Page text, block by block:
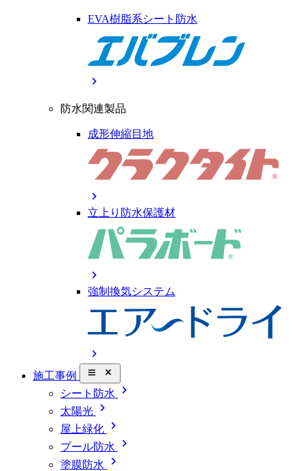
EVA樹脂系シート防水
chevron_right
防水関連製品
成形伸縮目地
chevron_right
立上り防水保護材
chevron_right
強制換気システム
chevron_right
施工事例 close_small
シート防水 chevron_right
太陽光 chevron_right
屋上緑化 chevron_right
プール防水 chevron_right
塗膜防水 chevron_right